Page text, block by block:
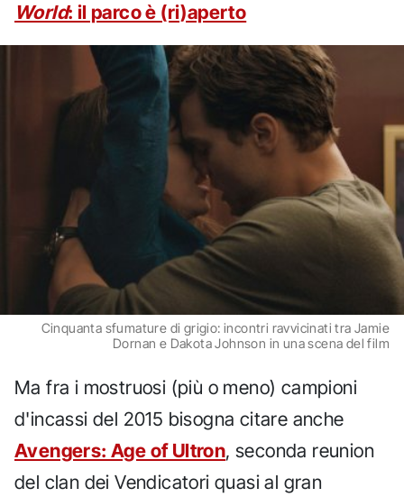
World: il parco è (ri)aperto
Cinquanta sfumature di grigio: incontri ravvicinati tra Jamie
Dornan e Dakota Johnson in una scena del film
Ma fra i mostruosi (più o meno) campioni
d'incassi del 2015 bisogna citare anche
Avengers: Age of Ultron, seconda reunion
del clan dei Vendicatori quasi al gran